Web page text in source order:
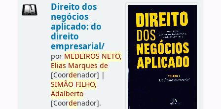
Direito dos
negócios
aplicado: do
direito
empresarial/
por MEDEIROS NETO,
Elias Marques de
[Coordenador] |
SIMÃO FILHO,
Adalberto
[Coordenador].